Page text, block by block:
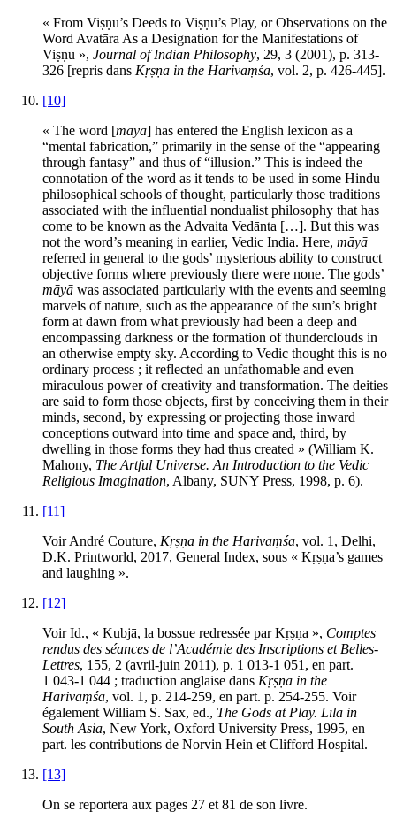
« From Viṣṇu’s Deeds to Viṣṇu’s Play, or Observations on the
Word Avatāra As a Designation for the Manifestations of
Viṣṇu », Journal of Indian Philosophy, 29, 3 (2001), p. 313-
326 [repris dans Kṛṣṇa in the Harivaṃśa, vol. 2, p. 426-445].
[10]
« The word [māyā] has entered the English lexicon as a
“mental fabrication,” primarily in the sense of the “appearing
through fantasy” and thus of “illusion.” This is indeed the
connotation of the word as it tends to be used in some Hindu
philosophical schools of thought, particularly those traditions
associated with the influential nondualist philosophy that has
come to be known as the Advaita Vedānta […]. But this was
not the word’s meaning in earlier, Vedic India. Here, māyā
referred in general to the gods’ mysterious ability to construct
objective forms where previously there were none. The gods’
māyā was associated particularly with the events and seeming
marvels of nature, such as the appearance of the sun’s bright
form at dawn from what previously had been a deep and
encompassing darkness or the formation of thunderclouds in
an otherwise empty sky. According to Vedic thought this is no
ordinary process ; it reflected an unfathomable and even
miraculous power of creativity and transformation. The deities
are said to form those objects, first by conceiving them in their
minds, second, by expressing or projecting those inward
conceptions outward into time and space and, third, by
dwelling in those forms they had thus created » (William K.
Mahony, The Artful Universe. An Introduction to the Vedic
Religious Imagination, Albany, SUNY Press, 1998, p. 6).
[11]
Voir André Couture, Kṛṣṇa in the Harivaṃśa, vol. 1, Delhi,
D.K. Printworld, 2017, General Index, sous « Kṛṣṇa’s games
and laughing ».
[12]
VoirId., « Kubjā, la bossue redressée par Kṛṣṇa », Comptes
rendus des séances de l’Académie des Inscriptions et Belles-
Lettres, 155, 2 (avril-juin 2011), p. 1 013-1 051, en part.
1 043-1 044 ; traduction anglaise dans Kṛṣṇa in the
Harivaṃśa, vol. 1, p. 214-259, en part. p. 254-255. Voir
également William S. Sax, ed., The Gods at Play. Līlā in
South Asia, New York, Oxford University Press, 1995, en
part. les contributions de Norvin Hein et Clifford Hospital.
[13]
On se reportera aux pages 27 et 81 de son livre.